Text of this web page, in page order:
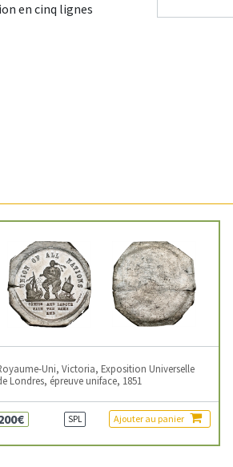
en cinq lignes
Uni, Victoria, Exposition Universelle
Londres, épreuve uniface, 1851
SPL Ajouter au panier